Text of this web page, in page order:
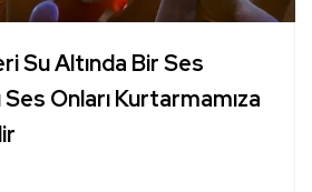
Su Altında Bir Ses
Onları Kurtarmamıza